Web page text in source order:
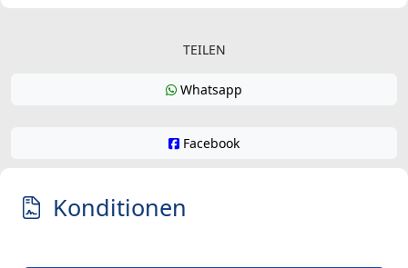
TEILEN
Whatsapp
Facebook
Konditionen